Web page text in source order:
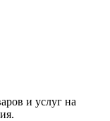
и услуг на